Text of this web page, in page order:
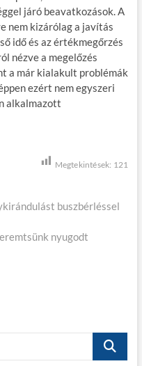
járó beavatkozások. A
nem kizárólag a javítás
idő és az értékmegőrzés
nézve a megelőzés
a már kialakult problémák
ezért nem egyszeri
alkalmazott
Megtekintések: 121
buszbérléssel
nyugodt